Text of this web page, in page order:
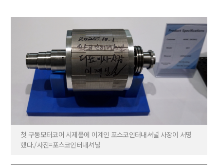
첫 구동모터코어 시제품에 이계인 포스코인터내셔널 사장이 서명
했다./사진=포스코인터내셔널